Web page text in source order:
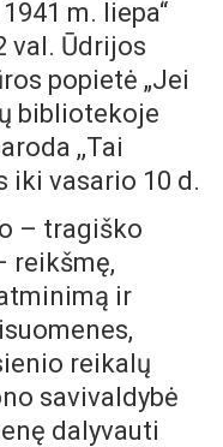
m. liepa“
val. Ūdrijos
popietė „Jei
bibliotekoje
,,Tai
iki vasario 10 d.
– tragiško
reikšmę,
ir
reikalų
savivaldybė
dalyvauti